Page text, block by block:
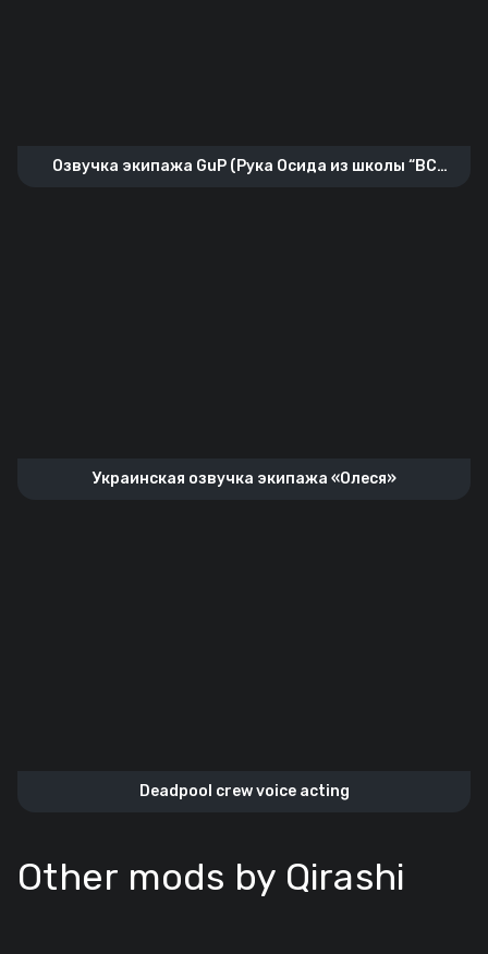
Озвучка экипажа GuP (Рука Осида из школы “BC
Украинская озвучка экипажа «Олеся»
Deadpool crew voice acting
Other mods by Qirashi